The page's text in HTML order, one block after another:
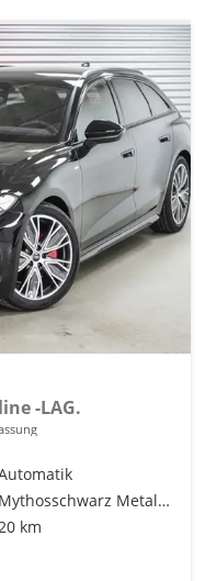
-LAG.
Mythosschwarz Metallic (0E)
20 km